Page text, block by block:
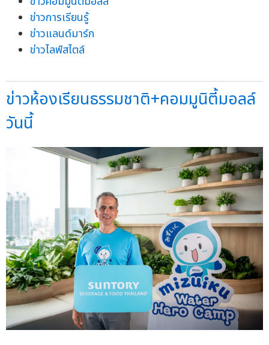
ข่าวการเรียนรู้
ข่าวแลนด์มาร์ก
ข่าวไลฟ์สไตล์
ข่าวห้องเรียนธรรมชาติ+คอมมูนิตี้มอลล์
วันนี้